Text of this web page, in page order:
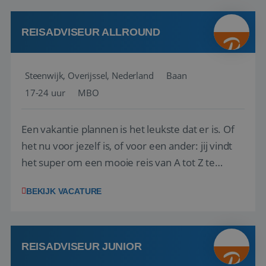
kwaliteitsbewaking van alles wat met IATA te m...
REISADVISEUR ALLROUND
Steenwijk, Overijssel, Nederland
Baan
17-24 uur
MBO
Een vakantie plannen is het leukste dat er is. Of
het nu voor jezelf is, of voor een ander: jij vindt
het super om een mooie reis van A tot Z te
vakantiegangers de meest prachtige plekjes op
werken: of het nu gaat om vragen ...
BEKIJK VACATURE
REISADVISEUR JUNIOR